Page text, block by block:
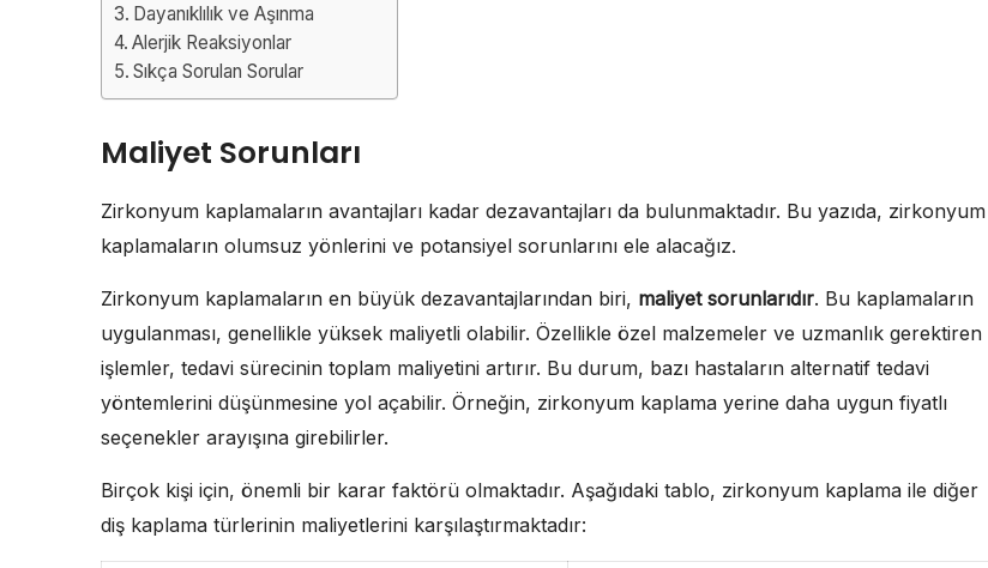
Dayanıklılık ve Aşınma
Alerjik Reaksiyonlar
Sıkça Sorulan Sorular
Maliyet Sorunları
Zirkonyum kaplamaların avantajları kadar dezavantajları da bulunmaktadır. Bu yazıda, zirkonyum
kaplamaların olumsuz yönlerini ve potansiyel sorunlarını ele alacağız.
Zirkonyum kaplamaların en büyük dezavantajlarından biri, maliyet sorunlarıdır. Bu kaplamaların
uygulanması, genellikle yüksek maliyetli olabilir. Özellikle özel malzemeler ve uzmanlık gerektiren
işlemler, tedavi sürecinin toplam maliyetini artırır. Bu durum, bazı hastaların alternatif tedavi
yöntemlerini düşünmesine yol açabilir. Örneğin, zirkonyum kaplama yerine daha uygun fiyatlı
seçenekler arayışına girebilirler.
Birçok kişi için, önemli bir karar faktörü olmaktadır. Aşağıdaki tablo, zirkonyum kaplama ile diğer
diş kaplama türlerinin maliyetlerini karşılaştırmaktadır: